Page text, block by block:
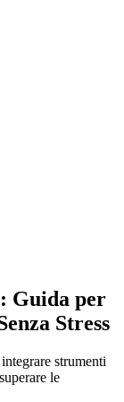
Guida per
Stress
strumenti
le